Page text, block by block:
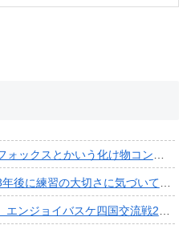
化け物コンビが爆誕してしまうwwwwwwwwww
大切さに気づいてしまうwwwwwwwwwwww
ケ四国交流戦2025 in 香川③ #エアボーズ #427